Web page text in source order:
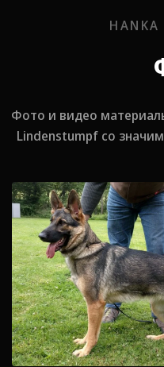
Фото и видео
Lindenstumpf со